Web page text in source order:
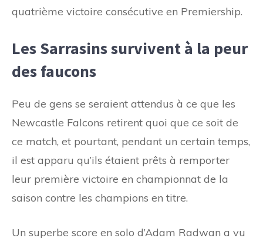
quatrième victoire consécutive en Premiership.
Les Sarrasins survivent à la peur
des faucons
Peu de gens se seraient attendus à ce que les
Newcastle Falcons retirent quoi que ce soit de
ce match, et pourtant, pendant un certain temps,
il est apparu qu’ils étaient prêts à remporter
leur première victoire en championnat de la
saison contre les champions en titre.
Un superbe score en solo d’Adam Radwan a vu